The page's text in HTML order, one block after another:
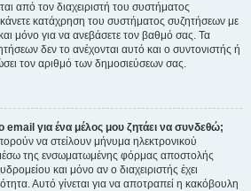
από τον διαχειριστή του συστήματος
κατάχρηση του συστήματος συζητήσεων με
μόνο για να ανεβάσετε τον βαθμό σας. Τα
δεν το ανέχονται αυτό και ο συντονιστής ή
τον αριθμό των δημοσιεύσεων σας.
για ένα μέλος μου ζητάει να συνδεθώ;
να στείλουν μήνυμα ηλεκτρονικού
της ενσωματωμένης φόρμας αποστολής
και μόνο αν ο διαχειριστής έχει
Αυτό γίνεται για να αποτραπεί η κακόβουλη